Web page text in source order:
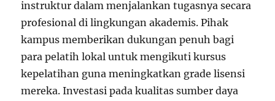
instruktur dalam menjalankan tugasnya secara
profesional di lingkungan akademis. Pihak
kampus memberikan dukungan penuh bagi
para pelatih lokal untuk mengikuti kursus
kepelatihan guna meningkatkan grade lisensi
mereka. Investasi pada kualitas sumber daya